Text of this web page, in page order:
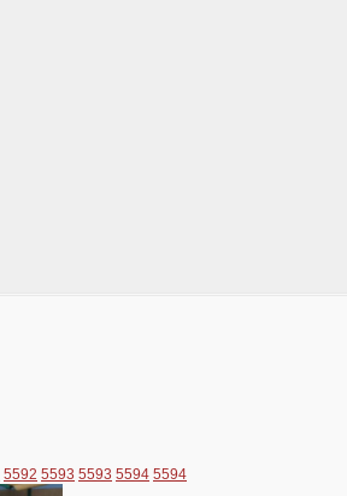
5592 5593 5593 5594 5594